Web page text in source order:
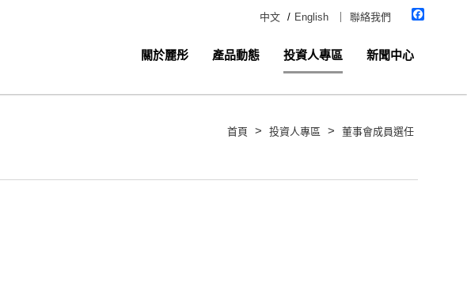
中文 / English 聯絡我們
關於麗彤 產品動態 投資人專區 新聞中心
首頁 > 投資人專區 > 董事會成員選任